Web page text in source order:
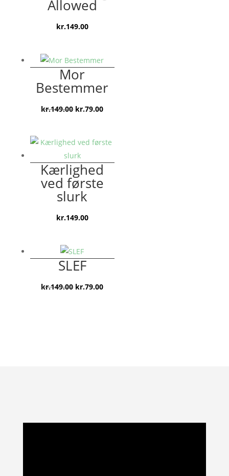
Allowed
kr.149.00
Mor
Bestemmer
kr.149.00 Den
var:
kr.149.00.
kr.79.00Den
er:
kr.79.00.
Kærlighed
ved første
slurk
kr.149.00
SLEF
kr.149.00 Den
kr.79.00Den